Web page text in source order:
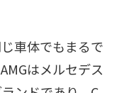
車体でもまるで
はメルセデス